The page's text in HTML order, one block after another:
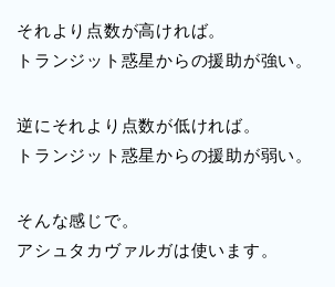
それより点数が高ければ。
トランジット惑星からの援助が強い。
逆にそれより点数が低ければ。
トランジット惑星からの援助が弱い。
そんな感じで。
アシュタカヴァルガは使います。